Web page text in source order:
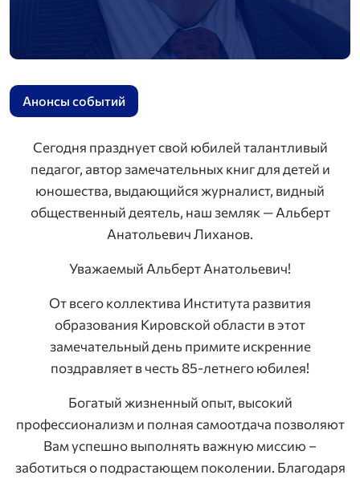
Анонсы событий
Сегодня празднует свой юбилей талантливый
педагог, автор замечательных книг для детей и
юношества, выдающийся журналист, видный
общественный деятель, наш земляк — Альберт
Анатольевич Лиханов.
Уважаемый Альберт Анатольевич!
От всего коллектива Института развития
образования Кировской области в этот
замечательный день примите искренние
поздравляет в честь 85-летнего юбилея!
Богатый жизненный опыт, высокий
профессионализм и полная самоотдача позволяют
Вам успешно выполнять важную миссию –
заботиться о подрастающем поколении. Благодаря